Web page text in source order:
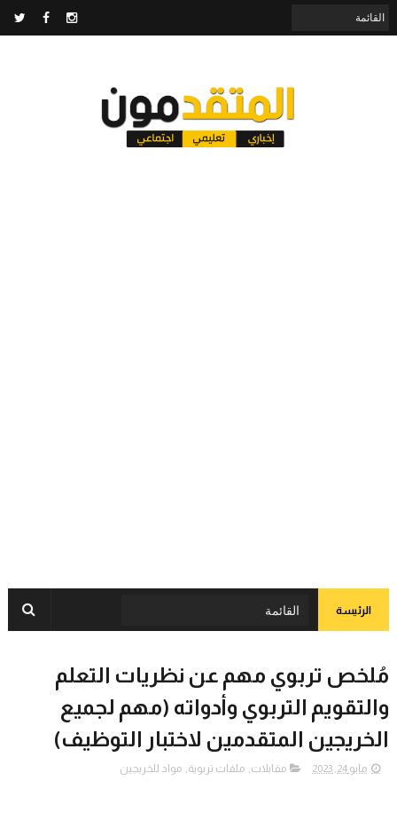
الرئيسة
مُلخص تربوي مهم عن نظريات التعلم
والتقويم التربوي وأدواته (مهم لجميع
الخريجين المتقدمين لاختبار التوظيف)
مايو 24, 2023 مقابلات, ملفات تربوية, مواد للخريجين